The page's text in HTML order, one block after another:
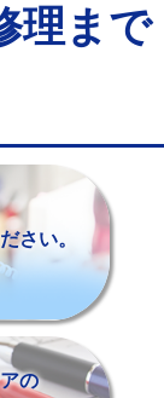
理まで
さい。
の